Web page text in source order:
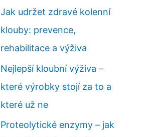
Jak udržet zdravé kolenní
klouby: prevence,
rehabilitace a výživa
Nejlepší kloubní výživa –
které výrobky stojí za to a
které už ne
Proteolytické enzymy – jak